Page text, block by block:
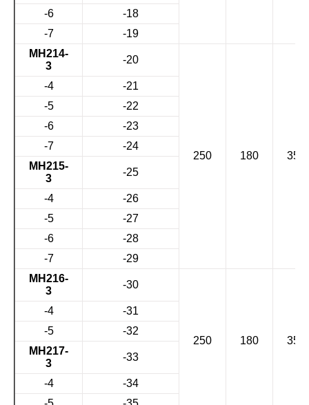
-6
-18
-7
-19
МН214-
3
-20
250 180 35
-4
-21
-5
-22
-6
-23
-7
-24
МН215-
3
-25
-4
-26
-5
-27
-6
-28
-7
-29
МН216-
3
-30
250 180 35
-4
-31
-5
-32
МН217-
3
-33
-4
-34